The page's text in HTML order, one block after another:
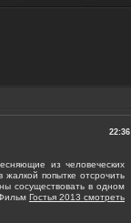
22:36
из человеческих
попытке отсрочить
сосуществовать в одном
Гостья 2013 смотреть